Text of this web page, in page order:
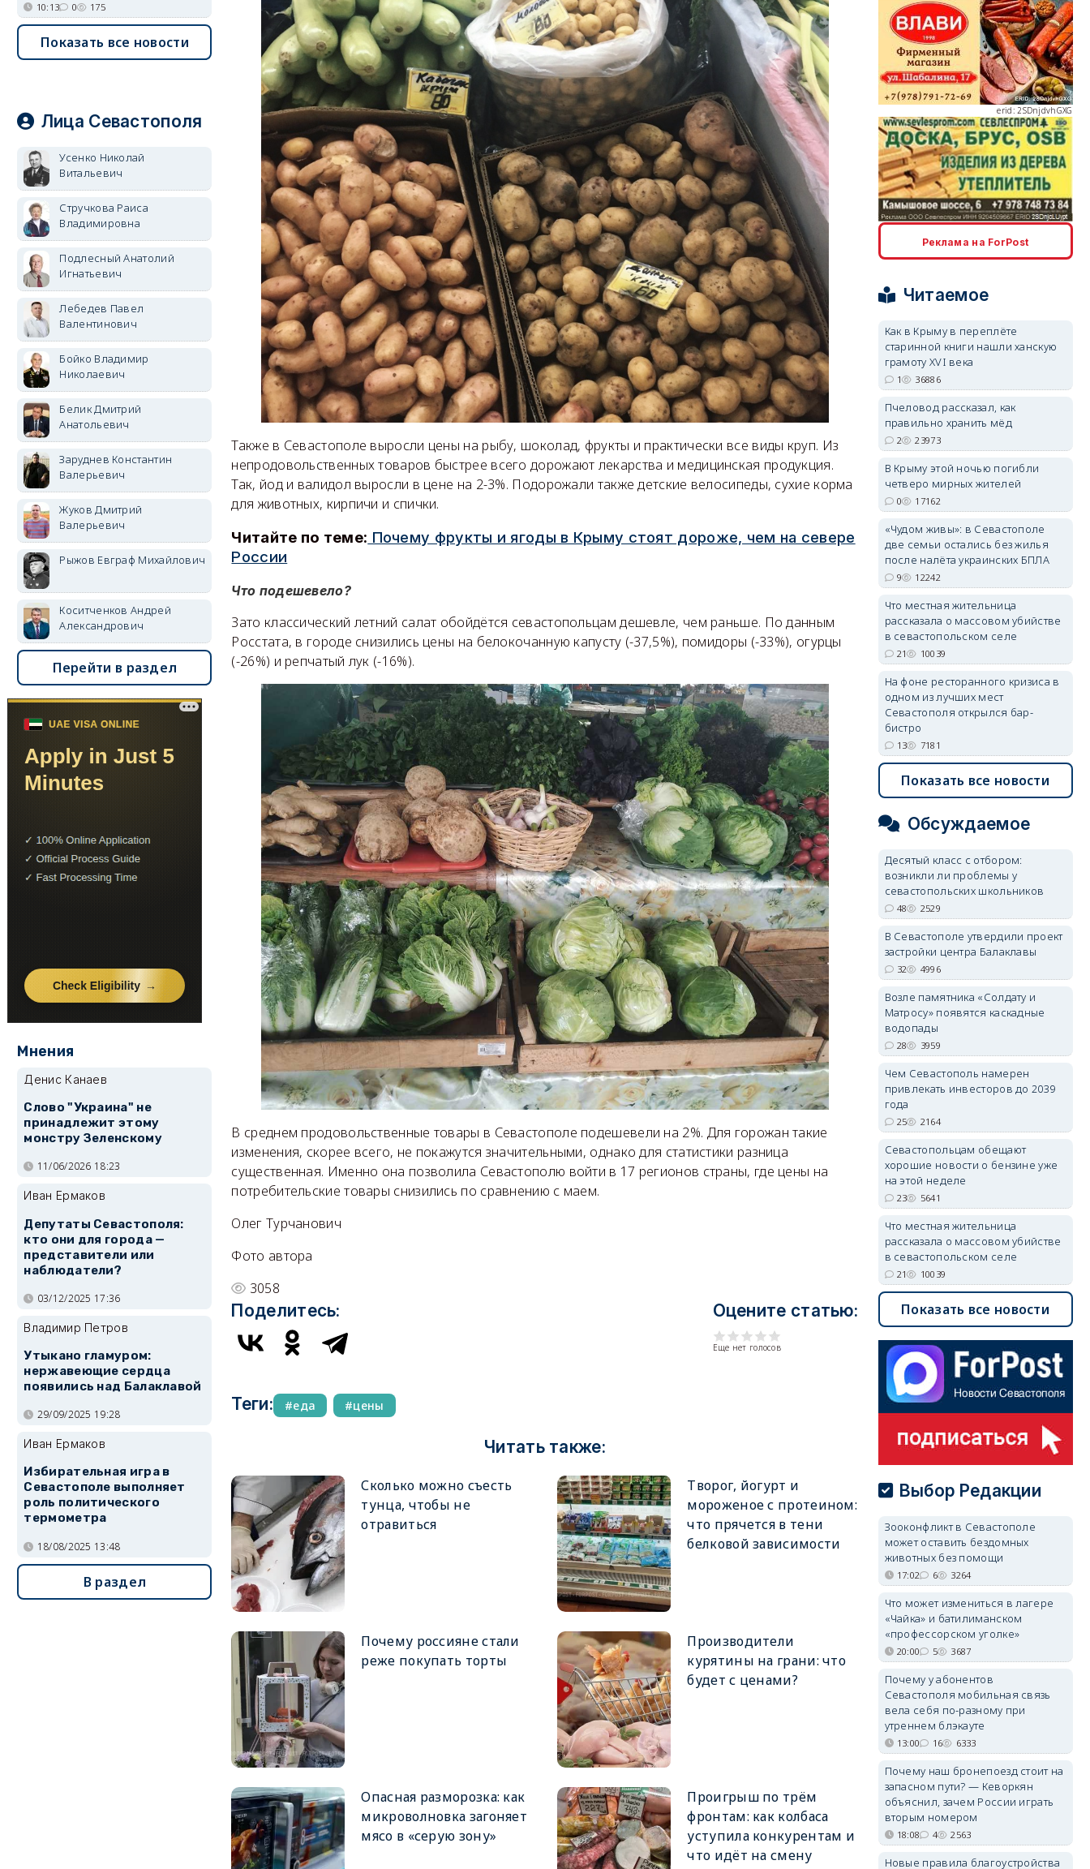
Также в Севастополе выросли цены на рыбу, шоколад, фрукты и практически все виды круп. Из
непродовольственных товаров быстрее всего дорожают лекарства и медицинская продукция.
Так, йод и валидол выросли в цене на 2-3%. Подорожали также детские велосипеды, сухие корма
для животных, кирпичи и спички.
Читайте по теме: Почему фрукты и ягоды в Крыму стоят дороже, чем на севере
России
Что подешевело?
Зато классический летний салат обойдётся севастопольцам дешевле, чем раньше. По данным
Росстата, в городе снизились цены на белокочанную капусту (-37,5%), помидоры (-33%), огурцы
(-26%) и репчатый лук (-16%).
В среднем продовольственные товары в Севастополе подешевели на 2%. Для горожан такие
изменения, скорее всего, не покажутся значительными, однако для статистики разница
существенная. Именно она позволила Севастополю войти в 17 регионов страны, где цены на
потребительские товары снизились по сравнению с маем.
Олег Турчанович
Фото автора
3058
Поделитесь: Оцените статью:
Еще нет голосов
Теги: еда цены
Читать также:
Сколько можно съесть
тунца, чтобы не
отравиться
Творог, йогурт и
мороженое с протеином:
что прячется в тени
белковой зависимости
Почему россияне стали
реже покупать торты
Производители
курятины на грани: что
будет с ценами?
Опасная разморозка: как
микроволновка загоняет
мясо в «серую зону»
Проигрыш по трём
фронтам: как колбаса
уступила конкурентам и
что идёт на смену
10:13 0 175
Показать все новости
Лица Севастополя
Усенко Николай
Витальевич
Стручкова Раиса
Владимировна
Подлесный Анатолий
Игнатьевич
Лебедев Павел
Валентинович
Бойко Владимир
Николаевич
Белик Дмитрий
Анатольевич
Заруднев Константин
Валерьевич
Жуков Дмитрий
Валерьевич
Рыжов Евграф Михайлович
Коситченков Андрей
Александрович
Перейти в раздел
Мнения
Денис Канаев
Слово "Украина" не
принадлежит этому
монстру Зеленскому
11/06/2026 18:23
Иван Ермаков
Депутаты Севастополя:
кто они для города —
представители или
наблюдатели?
03/12/2025 17:36
Владимир Петров
Утыкано гламуром:
нержавеющие сердца
появились над Балаклавой
29/09/2025 19:28
Иван Ермаков
Избирательная игра в
Севастополе выполняет
роль политического
термометра
18/08/2025 13:48
В раздел
erid: 2SDnjdvhGXG
erid: 2SDnjcLUypt
erid: 2SDnjcrDNw6
erid: 2SDnjdPjgYS
Реклама на ForPost
Читаемое
Как в Крыму в переплёте
старинной книги нашли ханскую
грамоту XVI века
1 36886
Пчеловод рассказал, как
правильно хранить мёд
2 23973
В Крыму этой ночью погибли
четверо мирных жителей
0 17162
«Чудом живы»: в Севастополе
две семьи остались без жилья
после налёта украинских БПЛА
9 12242
Что местная жительница
рассказала о массовом убийстве
в севастопольском селе
21 10039
На фоне ресторанного кризиса в
одном из лучших мест
Севастополя открылся бар-
бистро
13 7181
Показать все новости
Обсуждаемое
Десятый класс с отбором:
возникли ли проблемы у
севастопольских школьников
48 2529
В Севастополе утвердили проект
застройки центра Балаклавы
32 4996
Возле памятника «Солдату и
Матросу» появятся каскадные
водопады
28 3959
Чем Севастополь намерен
привлекать инвесторов до 2039
года
25 2164
Севастопольцам обещают
хорошие новости о бензине уже
на этой неделе
23 5641
Что местная жительница
рассказала о массовом убийстве
в севастопольском селе
21 10039
Показать все новости
Выбор Редакции
Зооконфликт в Севастополе
может оставить бездомных
животных без помощи
17:02 6 3264
Что может измениться в лагере
«Чайка» и батилиманском
«профессорском уголке»
20:00 5 3687
Почему у абонентов
Севастополя мобильная связь
вела себя по-разному при
утреннем блэкауте
13:00 16 6333
Почему наш бронепоезд стоит на
запасном пути? — Кеворкян
объяснил, зачем России играть
вторым номером
18:08 4 2563
Новые правила благоустройства